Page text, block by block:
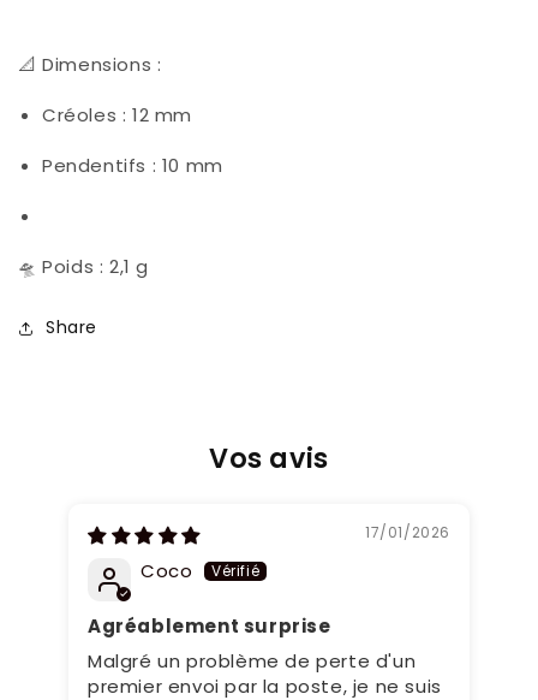
📐 Dimensions :
Créoles : 12 mm
Pendentifs : 10 mm
🛸 Poids : 2,1 g
Share
Vos avis
17/01/2026
Coco
Agréablement surprise
Malgré un problème de perte d'un
premier envoi par la poste, je ne suis